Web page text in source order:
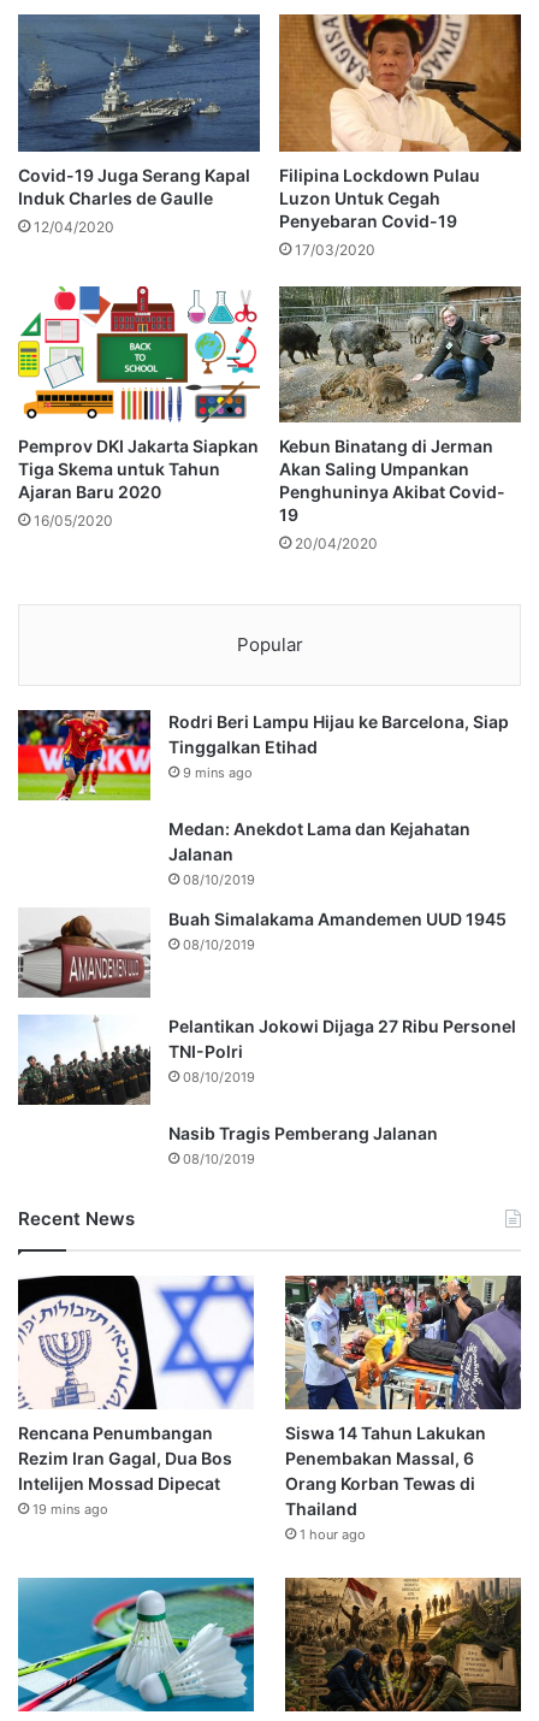
Covid-19 Juga Serang Kapal
Induk Charles de Gaulle
12/04/2020
Filipina Lockdown Pulau
Luzon Untuk Cegah
Penyebaran Covid-19
17/03/2020
Pemprov DKI Jakarta Siapkan
Tiga Skema untuk Tahun
Ajaran Baru 2020
16/05/2020
Kebun Binatang di Jerman
Akan Saling Umpankan
Penghuninya Akibat Covid-
19
20/04/2020
Popular
Rodri Beri Lampu Hijau ke Barcelona, Siap
Tinggalkan Etihad
9 mins ago
Medan: Anekdot Lama dan Kejahatan
Jalanan
08/10/2019
Buah Simalakama Amandemen UUD 1945
08/10/2019
Pelantikan Jokowi Dijaga 27 Ribu Personel
TNI-Polri
08/10/2019
Nasib Tragis Pemberang Jalanan
08/10/2019
Recent News
Rencana Penumbangan
Rezim Iran Gagal, Dua Bos
Intelijen Mossad Dipecat
19 mins ago
Siswa 14 Tahun Lakukan
Penembakan Massal, 6
Orang Korban Tewas di
Thailand
1 hour ago